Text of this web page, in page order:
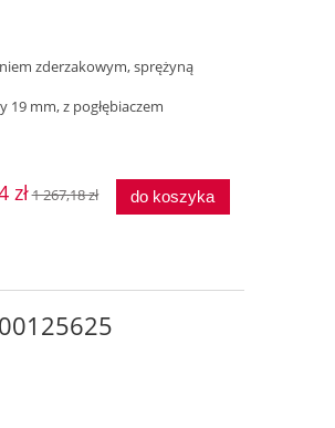
zderzakowym, sprężyną
mm, z pogłębiaczem
zł1 267,18 zł do koszyka